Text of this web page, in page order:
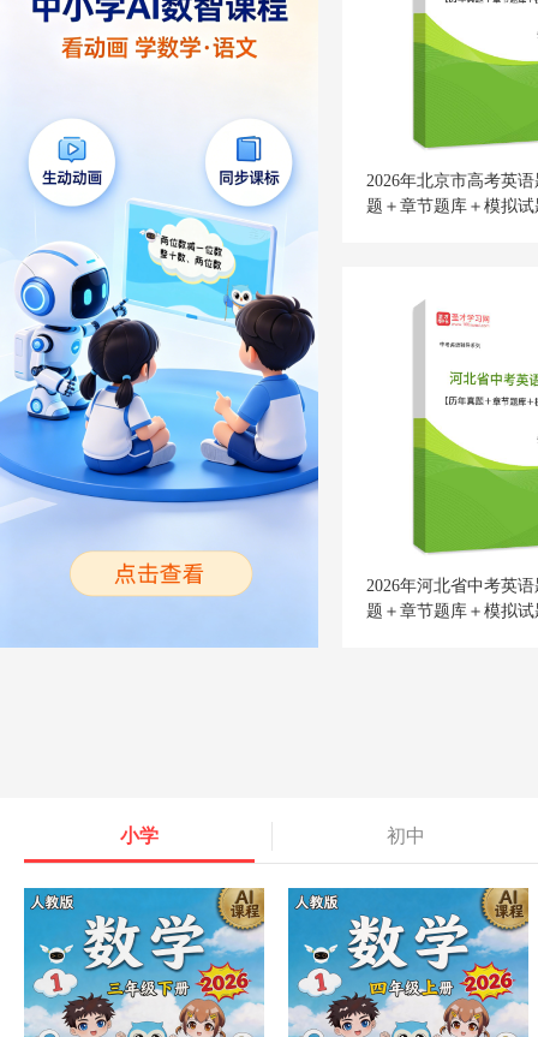
2026年北京市高考英
题＋章节题库＋模拟试
2026年河北省中考英
题＋章节题库＋模拟试
小学 初中